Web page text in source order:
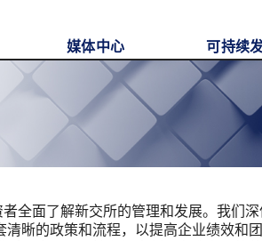
媒体中心 可持续
全面了解新交所的管理和发展。我们
晰的政策和流程，以提高企业绩效和